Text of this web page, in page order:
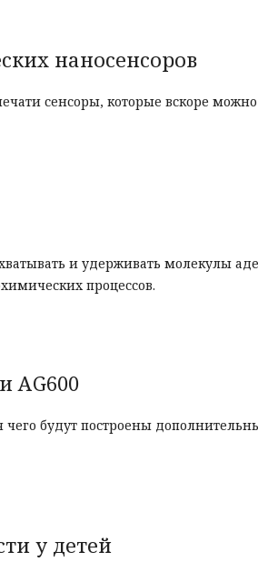
наносенсоров
сенсоры, которые вскоре
и удерживать молекулы
процессов.
AG600
будут построены
у детей